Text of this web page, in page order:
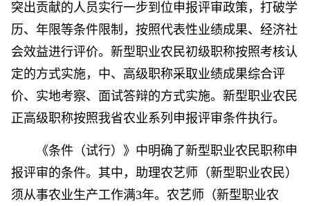
突出贡献的人员实行一步到位申报评审政策，打破学
历、年限等条件限制，按照代表性业绩成果、经济社
会效益进行评价。新型职业农民初级职称按照考核认
定的方式实施，中、高级职称采取业绩成果综合评
价、实地考察、面试答辩的方式实施。新型职业农民
正高级职称按照我省农业系列申报评审条件执行。
《条件（试行）》中明确了新型职业农民职称申
报评审的条件。其中，助理农艺师（新型职业农民）
须从事农业生产工作满3年。农艺师（新型职业农